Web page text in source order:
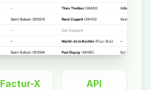
Factur-X API